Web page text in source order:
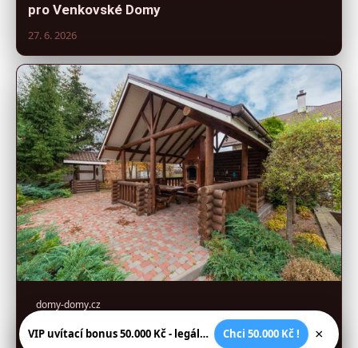
pro Venkovské Domy
27. 6. 2026
domy-domy.cz
Návod pro Vyběr Materiálů a Plánování
VIP uvítací bonus 50.000 Kč - legální české kasíno Chci 50.000 Kč ! ×